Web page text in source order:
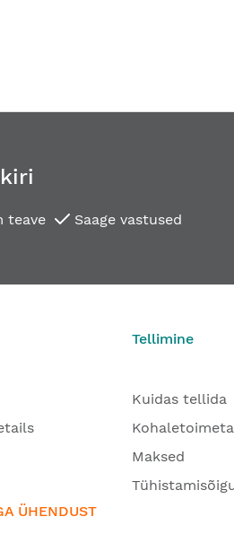
teave Saage vastused
ÜHENDUST
Tellimine
Kuidas tellida
Maksed